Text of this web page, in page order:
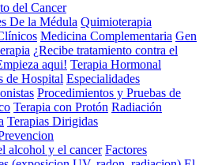
del Cancer
De la Médula Quimioterapia
Medicina Complementaria Gen
¿Recibe tratamiento contra el
aqui! Terapia Hormonal
de Hospital Especialidades
Procedimientos y Pruebas de
Terapia con Protón Radiación
Terapias Dirigidas
alcohol y el cancer Factores